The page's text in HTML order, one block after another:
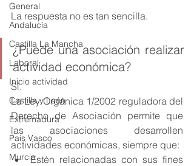
General
Andalucía
Castilla La Mancha
Laboral
Inicio actividad
Castilla y León
Extremadura
País Vasco
Murcia
La respuesta no es tan sencilla.
¿Puede una asociación realizar
actividad económica?
Sí.
La Ley Orgánica 1/2002 reguladora del
Derecho de Asociación permite que
las asociaciones desarrollen
actividades económicas, siempre que:
Estén relacionadas con sus fines